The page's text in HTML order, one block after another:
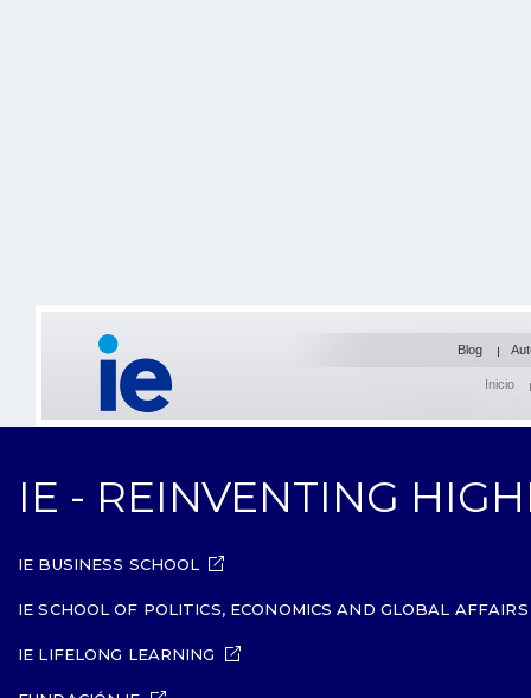
Blog
Inicio
IE - REINVENTING
IE BUSINESS SCHOOL
IE SCHOOL OF POLITICS, ECONOMICS AND GLOBAL AFFAIRS
IE LIFELONG LEARNING